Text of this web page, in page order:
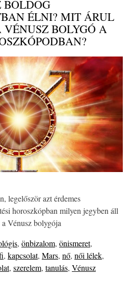
BOLDOG
ÉLNI? MIT ÁRUL
BOLYGÓ A
legelőször azt érdemes
horoszkópban milyen jegyben áll
Vénusz bolygója
, önbizalom, önismeret,
, kapcsolat, Mars, nő, női lélek,
, szerelem, tanulás, Vénusz